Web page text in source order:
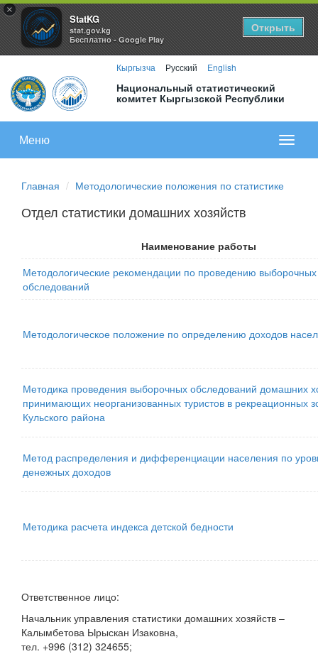
×
StatKG
stat.gov.kg
Бесплатно - Google Play
Открыть
Кыргызча Русский English
Национальный статистический
комитет Кыргызской Республики
меню
Меню
Главная Методологические положения по статистике
Отдел статистики домашних хозяйств
Наименование работы
Методологические рекомендации по проведению выборочных
обследований
Методологическое положение по определению доходов
Методика проведения выборочных обследований домашних
принимающих неорганизованных туристов в рекреационных
Кульского района
Метод распределения и дифференциации населения по
денежных доходов
Методика расчета индекса детской бедности
Ответственное лицо:
Начальник управления статистики домашних хозяйств –
Калымбетова Ырыскан Изаковна,
тел. +996 (312) 324655;